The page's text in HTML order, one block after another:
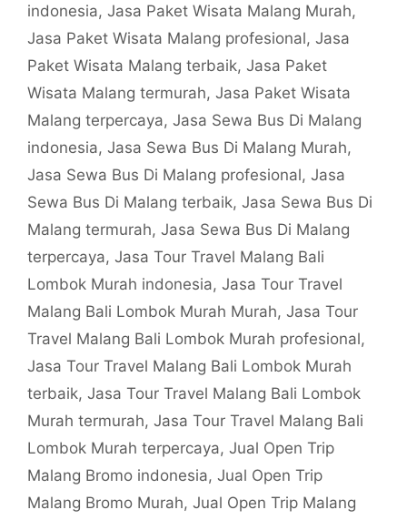
indonesia, Jasa Paket Wisata Malang Murah,
Jasa Paket Wisata Malang profesional, Jasa
Paket Wisata Malang terbaik, Jasa Paket
Wisata Malang termurah, Jasa Paket Wisata
Malang terpercaya, Jasa Sewa Bus Di Malang
indonesia, Jasa Sewa Bus Di Malang Murah,
Jasa Sewa Bus Di Malang profesional, Jasa
Sewa Bus Di Malang terbaik, Jasa Sewa Bus Di
Malang termurah, Jasa Sewa Bus Di Malang
terpercaya, Jasa Tour Travel Malang Bali
Lombok Murah indonesia, Jasa Tour Travel
Malang Bali Lombok Murah Murah, Jasa Tour
Travel Malang Bali Lombok Murah profesional,
Jasa Tour Travel Malang Bali Lombok Murah
terbaik, Jasa Tour Travel Malang Bali Lombok
Murah termurah, Jasa Tour Travel Malang Bali
Lombok Murah terpercaya, Jual Open Trip
Malang Bromo indonesia, Jual Open Trip
Malang Bromo Murah, Jual Open Trip Malang